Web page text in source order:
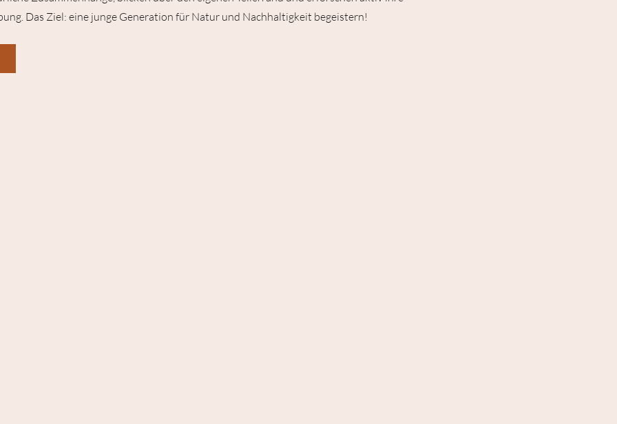
Das Ziel: eine junge Generation für Natur und Nachhaltigkeit begeistern!